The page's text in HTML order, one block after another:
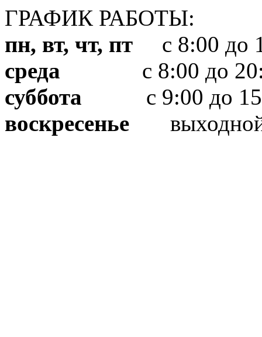
ГРАФИК РАБОТЫ:
пн, вт, чт, пт с 8:00 до
среда с 8:00 до
суббота с 9:00 до
воскресенье